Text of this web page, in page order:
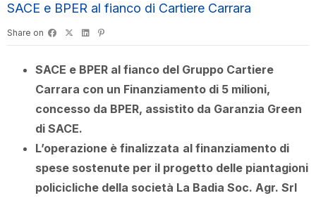
SACE e BPER al fianco di Cartiere Carrara
Share on
SACE e BPER al fianco del Gruppo Cartiere
Carrara con un Finanziamento di 5 milioni,
concesso da BPER, assistito da Garanzia Green
di SACE.
L’operazione è finalizzata al finanziamento di
spese sostenute per il progetto delle piantagioni
policicliche della società La Badia Soc. Agr. Srl